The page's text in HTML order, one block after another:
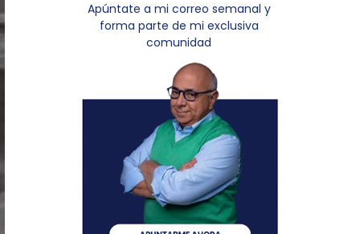
Apúntate a mi correo semanal y
forma parte de mi exclusiva
comunidad